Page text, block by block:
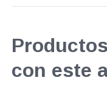
con este